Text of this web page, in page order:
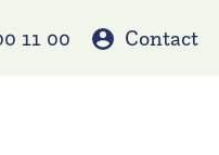
11 00 Contact